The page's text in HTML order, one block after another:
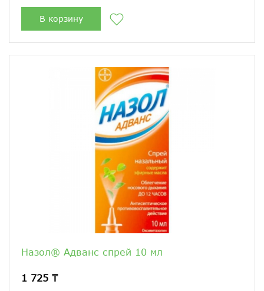
В корзину
Назол® Адванс спрей 10 мл
1 725 ₸